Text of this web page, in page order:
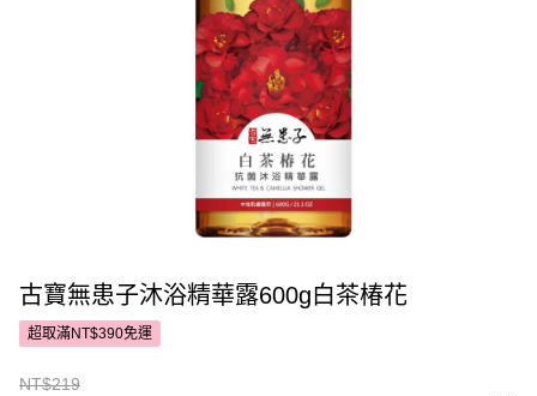
古寶無患子沐浴精華露600g白茶椿花
超取滿NT$390免運
NT$219